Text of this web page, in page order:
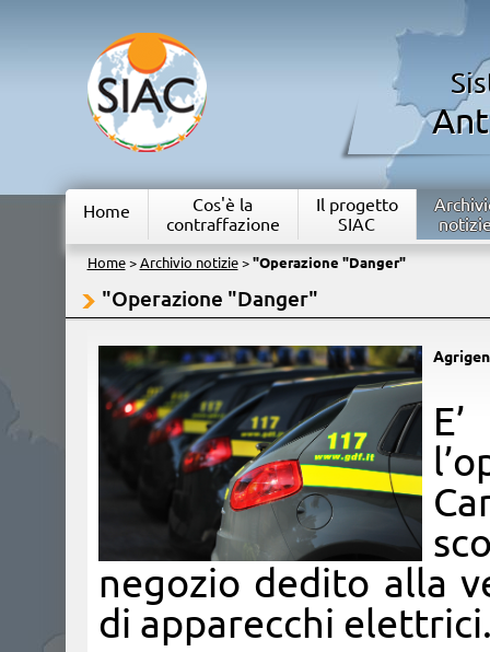
Home
Cos'è la
contraffazione
Il progetto
SIAC
Home> Archivio notizie> "Operazione "Danger"
"Operazione "Danger"
negozio dedito alla
di apparecchi